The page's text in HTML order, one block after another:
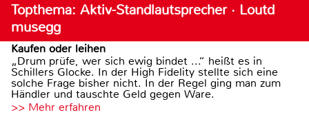
Topthema: Aktiv-Standlautsprecher · Loutd
musegg
Kaufen oder leihen
„Drum prüfe, wer sich ewig bindet ...“ heißt es in
Schillers Glocke. In der High Fidelity stellte sich eine
solche Frage bisher nicht. In der Regel ging man zum
Händler und tauschte Geld gegen Ware.
>> Mehr erfahren